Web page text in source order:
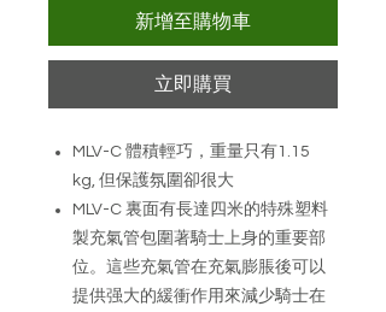
新增至購物車
立即購買
MLV-C 體積輕巧，重量只有1.15
kg, 但保護氛圍卻很大
MLV-C 裏面有長達四米的特殊塑料
製充氣管包圍著騎士上身的重要部
位。這些充氣管在充氣膨脹後可以
提供强大的緩衝作用來減少騎士在